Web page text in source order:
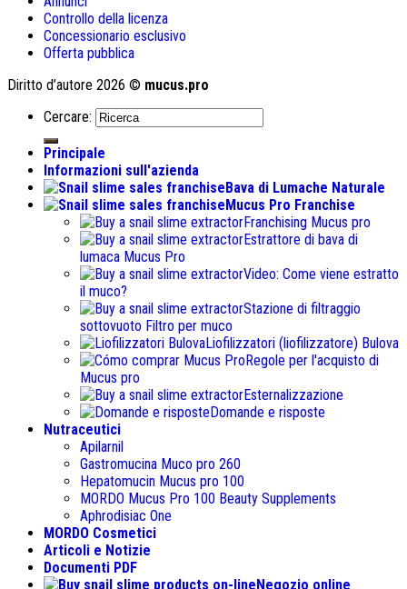
Controllo della licenza
Concessionario esclusivo
Offerta pubblica
Diritto d’autore 2026 © mucus.pro
Cercare:
Principale
Informazioni sull'azienda
Bava di Lumache Naturale
Mucus Pro Franchise
Franchising Mucus pro
Estrattore di bava di
lumaca Mucus Pro
Video: Come viene estratto
il muco?
Stazione di filtraggio
sottovuoto Filtro per muco
Liofilizzatori (liofilizzatore) Bulova
Regole per l'acquisto di
Mucus pro
Esternalizzazione
Domande e risposte
Nutraceutici
Apilarnil
Gastromucina Muco pro 260
Hepatomucin Mucus pro 100
MORDO Mucus Pro 100 Beauty Supplements
Aphrodisiac One
MORDO Cosmetici
Articoli e Notizie
Documenti PDF
Negozio online